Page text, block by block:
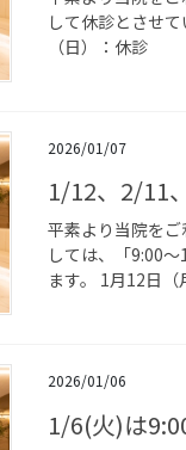
して休診とさせ
（日）：休診
2026/01/07
1/12、2/11
平素より当院をご
しては、「9:00
ます。 1月12日
2026/01/06
1/6(火)は